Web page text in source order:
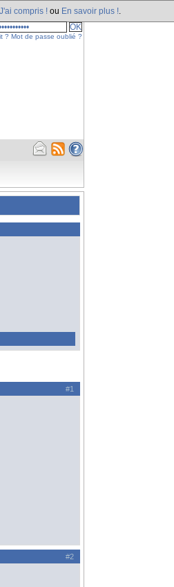
J'ai compris ! ou En savoir plus !
? Mot de passe oublié ?
#1
#2